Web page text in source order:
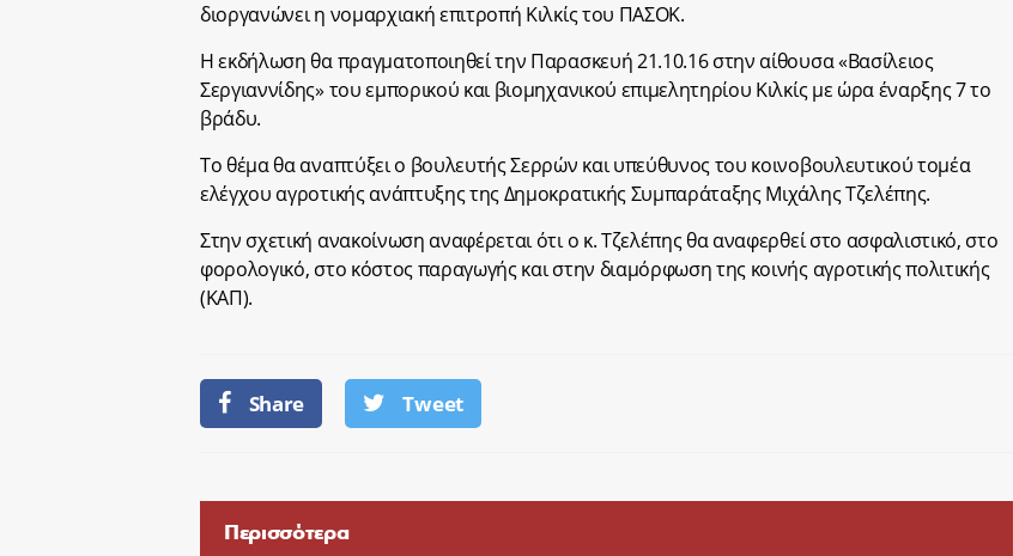
διοργανώνει η νομαρχιακή επιτροπή Κιλκίς του ΠΑΣΟΚ.
Η εκδήλωση θα πραγματοποιηθεί την Παρασκευή 21.10.16 στην αίθουσα «Βασίλειος
Σεργιαννίδης» του εμπορικού και βιομηχανικού επιμελητηρίου Κιλκίς με ώρα έναρξης 7 το
βράδυ.
Το θέμα θα αναπτύξει ο βουλευτής Σερρών και υπεύθυνος του κοινοβουλευτικού τομέα
ελέγχου αγροτικής ανάπτυξης της Δημοκρατικής Συμπαράταξης Μιχάλης Τζελέπης.
Στην σχετική ανακοίνωση αναφέρεται ότι ο κ. Τζελέπης θα αναφερθεί στο ασφαλιστικό, στο
φορολογικό, στο κόστος παραγωγής και στην διαμόρφωση της κοινής αγροτικής πολιτικής
(ΚΑΠ).
Share Tweet
Περισσότερα